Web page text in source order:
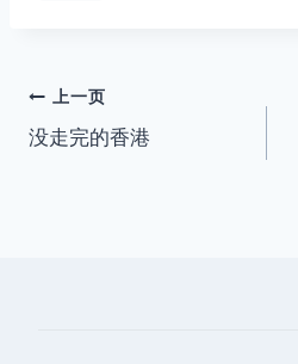
文
章
上一页
没走完的香港